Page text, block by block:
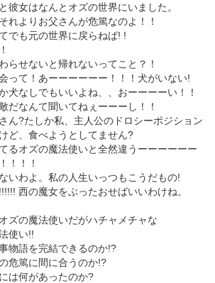
彼女はなんとオズの世界にいました。
れよりお父さんが危篤なのよ！！
でも元の世界に戻らねば! !
らせないと帰れないってこと？！
って！あーーーーーー！！！犬がいない!
犬なしでもいいよね、、おーーーーい！！
だなんて聞いてねぇーーーし！！
ん?たしか私、主人公のドロシーポジション
ど、食べようとしてません?
るオズの魔法使いと全然違うーーーーーー
！！！
いわよ。私の人生いっつもこうだもの!
西の魔女をぶったおせばいいわけね。
ズの魔法使いだがハチャメチャな
使い!!
物語を完結できるのか!?
危篤に間に合うのか!?
は何があったのか?